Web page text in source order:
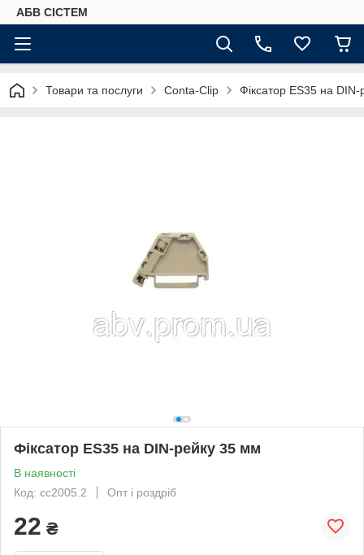
АБВ СІСТЕМ
Товари та послуги Conta-Clip Фіксатор ES35 на
Фіксатор ES35 на DIN-рейку 35 мм
В наявності
Код: cc2005.2
Опт і роздріб
22 ₴